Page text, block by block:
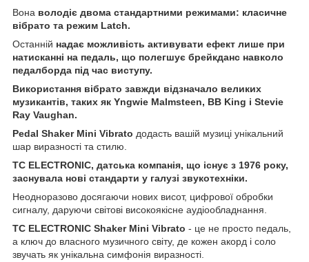
Вона володіє двома стандартними режимами: класичне
вібрато та режим Latch.
Останній надає можливість активувати ефект лише при
натисканні на педаль, що полегшує брейкданс навколо
педалборда під час виступу.
Використання вібрато завжди відзначало великих
музикантів, таких як Yngwie Malmsteen, BB King і Stevie
Ray Vaughan.
Pedal Shaker Mini Vibrato додасть вашій музиці унікальний
шар виразності та стилю.
TC ELECTRONIC, датська компанія, що існує з 1976 року,
заснувала нові стандарти у галузі звукотехніки.
Неодноразово досягаючи нових висот, цифрової обробки
сигналу, даруючи світові високоякісне аудіообладнання.
TC ELECTRONIC Shaker Mini Vibrato - це не просто педаль,
а ключ до власного музичного світу, де кожен акорд і соло
звучать як унікальна симфонія виразності.